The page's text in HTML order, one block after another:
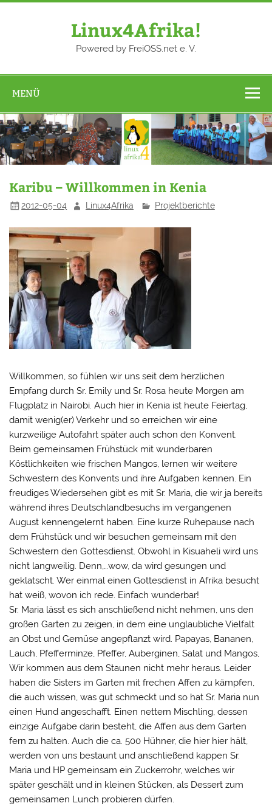
Zum
Linux4Afrika!
Powered by FreiOSS.net e. V.
MENÜ
Karibu – Willkommen in Kenia
2012-05-04 Linux4Afrika Projektberichte
Willkommen, so fühlen wir uns seit dem herzlichen
Empfang durch Sr. Emily und Sr. Rosa heute Morgen am
Flugplatz in Nairobi. Auch hier in Kenia ist heute Feiertag,
damit wenig(er) Verkehr und so erreichen wir eine
kurzweilige Autofahrt später auch schon den Konvent.
Beim gemeinsamen Frühstück mit wunderbaren
Köstlichkeiten wie frischen Mangos, lernen wir weitere
Schwestern des Konvents und ihre Aufgaben kennen. Ein
freudiges Wiedersehen gibt es mit Sr. Maria, die wir ja bereits
während ihres Deutschlandbesuchs im vergangenen
August kennengelernt haben. Eine kurze Ruhepause nach
dem Frühstück und wir besuchen gemeinsam mit den
Schwestern den Gottesdienst. Obwohl in Kisuaheli wird uns
nicht langweilig. Denn,…wow, da wird gesungen und
geklatscht. Wer einmal einen Gottesdienst in Afrika besucht
hat weiß, wovon ich rede. Einfach wunderbar!
Sr. Maria lässt es sich anschließend nicht nehmen, uns den
großen Garten zu zeigen, in dem eine unglaubliche Vielfalt
an Obst und Gemüse angepflanzt wird. Papayas, Bananen,
Lauch, Pfefferminze, Pfeffer, Auberginen, Salat und Mangos,
Wir kommen aus dem Staunen nicht mehr heraus. Leider
haben die Sisters im Garten mit frechen Affen zu kämpfen,
die auch wissen, was gut schmeckt und so hat Sr. Maria nun
einen Hund angeschafft. Einen nettern Mischling, dessen
einzige Aufgabe darin besteht, die Affen aus dem Garten
fern zu halten. Auch die ca. 500 Hühner, die hier hier hält,
werden von uns bestaunt und anschließend kappen Sr.
Maria und HP gemeinsam ein Zuckerrohr, welches wir
später geschält und in kleinen Stücken, als Dessert zum
gemeinsamen Lunch probieren dürfen.